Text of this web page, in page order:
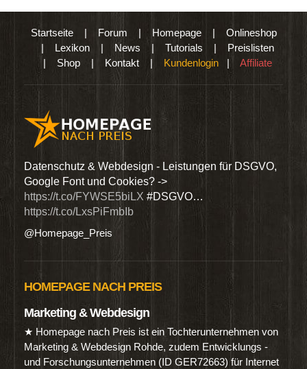
Startseite| Forum | Homepage| Onlineshop
| Lexikon | News | Tutorials | Preislisten
| Shop | Kontakt | Kundenlogin | Affiliate
Datenschutz & Webdesign - Leistungen für DSGVO,
Google Font und Cookies? ->
https://t.co/FYWSE5biLX #DSGVO…
https://t.co/LxsPiFmbIb
@Homepage_Preis
HOMEPAGE NACH PREIS
Marketing & Webdesign
★ Homepage nach Preis ist ein Tochterunternehmen von
Marketing & Webdesign Rohde, zudem Entwicklungs -
und Forschungsunternehmen (ID GER72663) für Internet